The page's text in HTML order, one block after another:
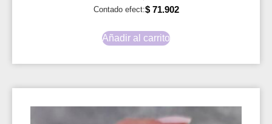
Contado efect:$71.902
Añadir al carrito